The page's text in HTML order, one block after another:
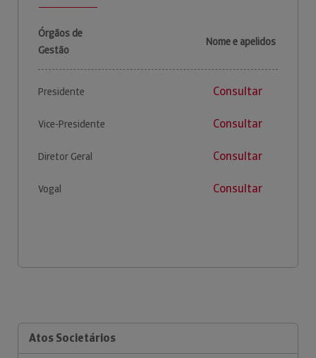
Órgãos de
Gestão
Nome e apelidos
Presidente Consultar
Vice-Presidente Consultar
Diretor Geral Consultar
Vogal Consultar
Atos Societários